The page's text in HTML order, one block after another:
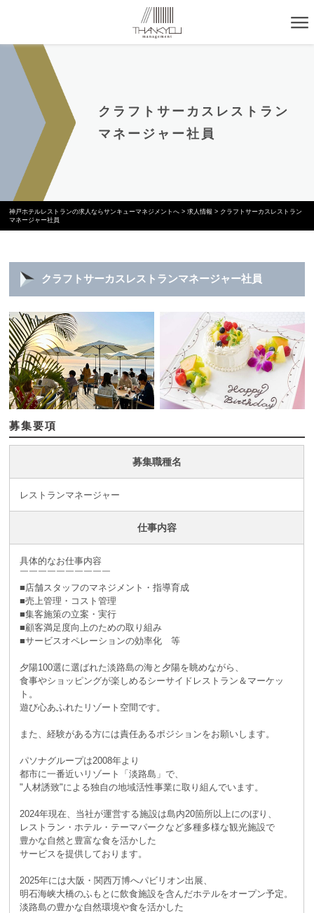
クラフトサーカスレストラン
マネージャー社員
神戸ホテルレストランの求人ならサンキューマネジメントへ >求人情報 > クラフトサーカスレストラン
マネージャー社員
クラフトサーカスレストランマネージャー社員
募集要項
募集職種名
レストランマネージャー
仕事内容
具体的なお仕事内容
￣￣￣￣￣￣￣￣￣￣
■店舗スタッフのマネジメント・指導育成
■売上管理・コスト管理
■集客施策の立案・実行
■顧客満足度向上のための取り組み
■サービスオペレーションの効率化 等
夕陽100選に選ばれた淡路島の海と夕陽を眺めながら、
食事やショッピングが楽しめるシーサイドレストラン＆マーケッ
ト。
遊び心あふれたリゾート空間です。
また、経験がある方には責任あるポジションをお願いします。
パソナグループは2008年より
都市に一番近いリゾート「淡路島」で、
"人材誘致"による独自の地域活性事業に取り組んでいます。
2024年現在、当社が運営する施設は島内20箇所以上にのぼり、
レストラン・ホテル・テーマパークなど多種多様な観光施設で
豊かな自然と豊富な食を活かした
サービスを提供しております。
2025年には大阪・関西万博へパビリオン出展、
明石海峡大橋のふもとに飲食施設を含んだホテルをオープン予定。
淡路島の豊かな自然環境や食を活かした